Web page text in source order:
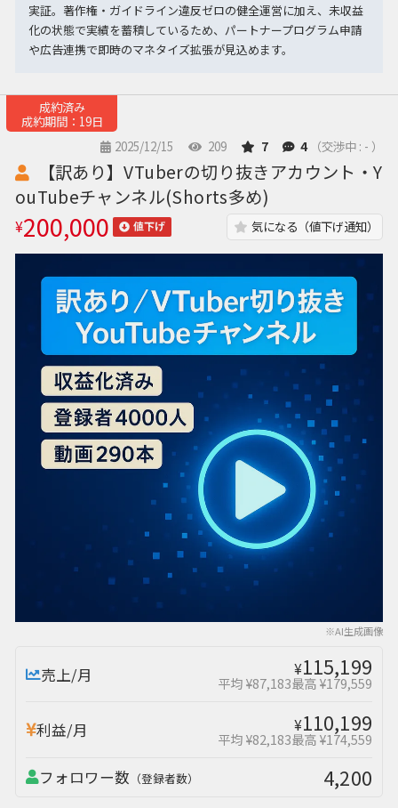
実証。著作権・ガイドライン違反ゼロの健全運営に加え、未収益
化の状態で実績を蓄積しているため、パートナープログラム申請
や広告連携で即時のマネタイズ拡張が見込めます。
成約済み
成約期間：19日
2025/12/15
209 7 4 （交渉中 : - ）
※AI生成画像
【訳あり】VTuberの切り抜きアカウント・Y
ouTubeチャンネル(Shorts多め)
¥200,000 値下げ 気になる（値下げ通知）
売上/月 ¥115,199
平均 ¥87,183最高 ¥179,559
利益/月 ¥110,199
平均 ¥82,183最高 ¥174,559
フォロワー数 （登録者数） 4,200